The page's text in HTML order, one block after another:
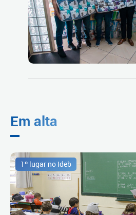
Em alta
1º lugar no Ideb